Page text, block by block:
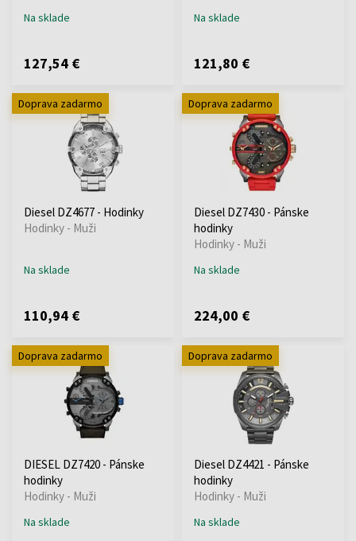
Na sklade
127,54 €
Na sklade
121,80 €
Doprava zadarmo
Diesel DZ4677 - Hodinky
Hodinky - Muži
Na sklade
110,94 €
Doprava zadarmo
Diesel DZ7430 - Pánske
hodinky
Hodinky - Muži
Na sklade
224,00 €
Doprava zadarmo
DIESEL DZ7420 - Pánske
hodinky
Hodinky - Muži
Na sklade
Doprava zadarmo
Diesel DZ4421 - Pánske
hodinky
Hodinky - Muži
Na sklade